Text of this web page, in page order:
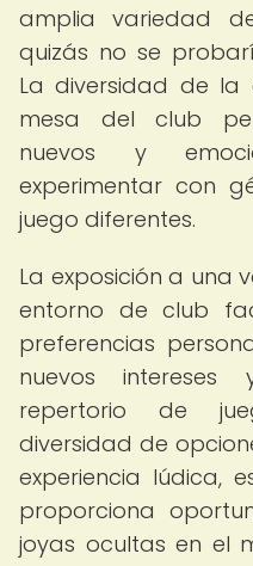
amplia variedad
quizás no se
La diversidad de la
mesa del club
nuevos y
experimentar con
juego diferentes.
La exposición a una
entorno de club
preferencias
nuevos
repertorio de
diversidad de
experiencia lúdica,
proporciona
joyas ocultas en el